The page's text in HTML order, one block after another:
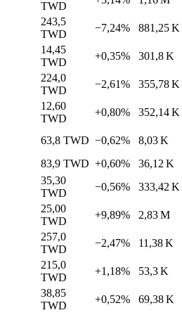
TWD
243,5
TWD
−7,24% 881,25 K
14,45
TWD
+0,35% 301,8 K
224,0
TWD
−2,61% 355,78 K
12,60
TWD
+0,80% 352,14 K
63,8 TWD −0,62% 8,03 K
83,9 TWD +0,60% 36,12 K
35,30
TWD
−0,56% 333,42 K
25,00
TWD
+9,89% 2,83 M
257,0
TWD
−2,47% 11,38 K
215,0
TWD
+1,18% 53,3 K
38,85
TWD
+0,52% 69,38 K